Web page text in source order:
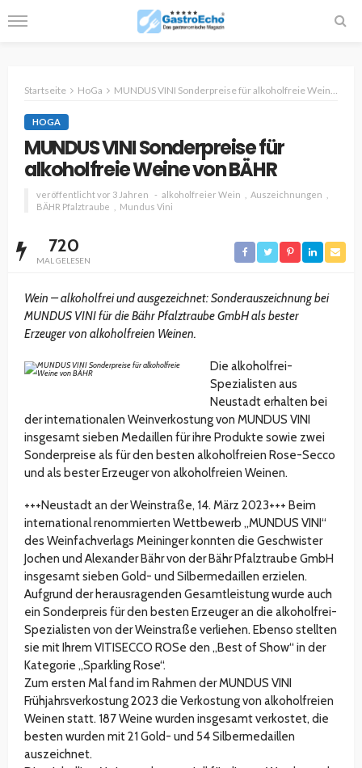
Startseite HoGa MUNDUS VINI Sonderpreise für alkoholfreie Weine von BÄHR
HOGA
MUNDUS VINI Sonderpreise für
alkoholfreie Weine von BÄHR
veröffentlicht vor 3 Jahren alkoholfreier Wein
Auszeichnungen
BÄHR Pfalztraube
Mundus Vini
720
MAL GELESEN
Wein – alkoholfrei und ausgezeichnet: Sonderauszeichnung bei
MUNDUS VINI für die Bähr Pfalztraube GmbH als bester
Erzeuger von alkoholfreien Weinen.
Die alkoholfrei-
Spezialisten aus
Neustadt erhalten bei
der internationalen Weinverkostung von MUNDUS VINI
insgesamt sieben Medaillen für ihre Produkte sowie zwei
Sonderpreise als für den besten alkoholfreien Rose-Secco
und als bester Erzeuger von alkoholfreien Weinen.
+++Neustadt an der Weinstraße, 14. März 2023+++ Beim
international renommierten Wettbewerb „MUNDUS VINI“
des Weinfachverlags Meininger konnten die Geschwister
Jochen und Alexander Bähr von der Bähr Pfalztraube GmbH
insgesamt sieben Gold- und Silbermedaillen erzielen.
Aufgrund der herausragenden Gesamtleistung wurde auch
ein Sonderpreis für den besten Erzeuger an die alkoholfrei-
Spezialisten von der Weinstraße verliehen. Ebenso stellten
sie mit Ihrem VITISECCO ROSe den „Best of Show“ in der
Kategorie „Sparkling Rose“.
Zum ersten Mal fand im Rahmen der MUNDUS VINI
Frühjahrsverkostung 2023 die Verkostung von alkoholfreien
Weinen statt. 187 Weine wurden insgesamt verkostet, die
besten wurden mit 21 Gold- und 54 Silbermedaillen
auszeichnet.